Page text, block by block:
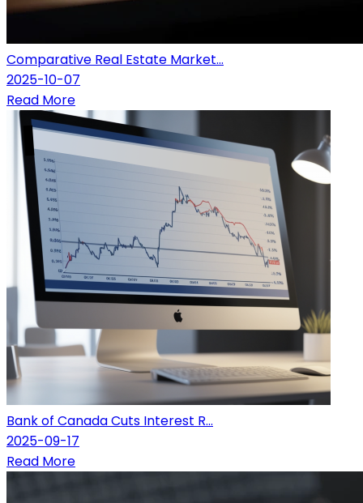
Comparative Real Estate Market...
2025-10-07
Read More
Bank of Canada Cuts Interest R...
2025-09-17
Read More